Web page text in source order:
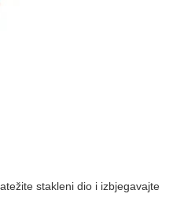
stakleni dio i izbjegavajte